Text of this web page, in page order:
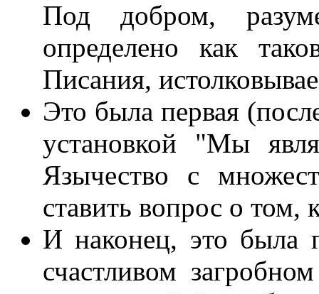
Под добром,
определено как
Писания,
Это была первая
установкой "Мы
Язычество с
ставить вопрос о том,
И наконец, это была
счастливом